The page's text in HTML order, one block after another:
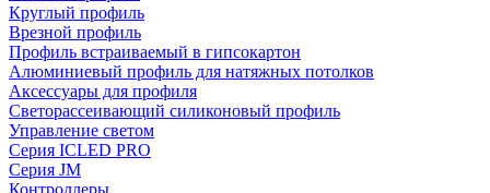
Круглый профиль
Врезной профиль
Профиль встраиваемый в гипсокартон
Алюминиевый профиль для натяжных потолков
Аксессуары для профиля
Светорассеивающий силиконовый профиль
Управление светом
Серия ICLED PRO
Серия JM
Контроллеры